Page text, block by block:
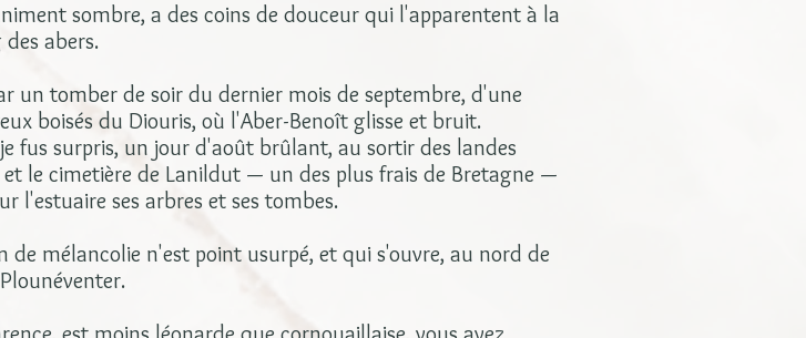
sombre, a des coins de douceur qui l'apparentent à la
abers.
un tomber de soir du dernier mois de septembre, d'une
boisés du Diouris, où l'Aber-Benoît glisse et bruit.
fus surpris, un jour d'août brûlant, au sortir des landes
le cimetière de Lanildut — un des plus frais de Bretagne —
l'estuaire ses arbres et ses tombes.
mélancolie n'est point usurpé, et qui s'ouvre, au nord de